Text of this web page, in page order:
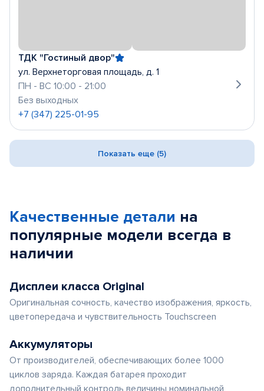
ТДК "Гостиный двор"
ул. Верхнеторговая площадь, д. 1
ПН - ВС 10:00 - 21:00
Без выходных
+7 (347) 225-01-95
Показать еще (5)
Качественные детали на
популярные модели всегда в
наличии
Дисплеи класса Original
Оригинальная сочность, качество изображения, яркость,
цветопередача и чувствительность Touchscreen
Аккумуляторы
От производителей, обеспечивающих более 1000
циклов заряда. Каждая батарея проходит
дополнительный контроль величины номинальной